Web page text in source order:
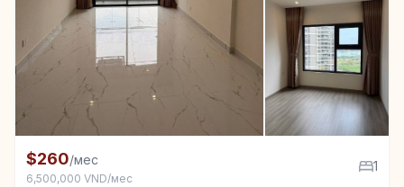
Квартира в аренду в Тху Дык - Vinhomes Grand
$260/мес
6,500,000 VND/мес
1